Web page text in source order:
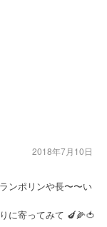
ンポリンや長〜〜い
に寄ってみて 🍆🌽🍅
2018年7月10日